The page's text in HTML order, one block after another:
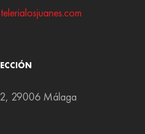
29006 Málaga